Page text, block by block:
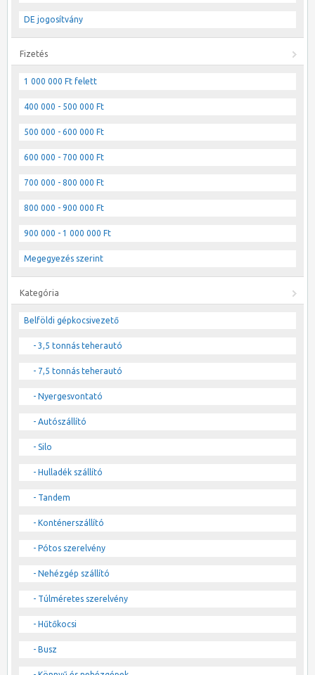
DE jogosítvány
Fizetés
1 000 000 Ft felett
400 000 - 500 000 Ft
500 000 - 600 000 Ft
600 000 - 700 000 Ft
700 000 - 800 000 Ft
800 000 - 900 000 Ft
900 000 - 1 000 000 Ft
Megegyezés szerint
Kategória
Belföldi gépkocsivezető
- 3,5 tonnás teherautó
- 7,5 tonnás teherautó
- Nyergesvontató
- Autószállító
- Silo
- Hulladék szállító
- Tandem
- Konténerszállító
- Pótos szerelvény
- Nehézgép szállító
- Túlméretes szerelvény
- Hűtőkocsi
- Busz